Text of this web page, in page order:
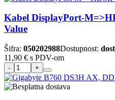
Kabel DisplayPort-
Value
Šifra: 050202988Dostupnost:
11,90 € s PDV-om